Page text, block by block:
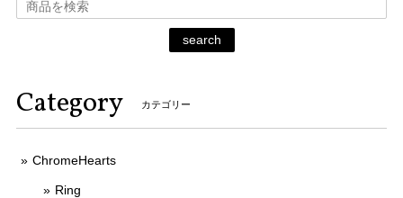
search
Category カテゴリー
ChromeHearts
Ring